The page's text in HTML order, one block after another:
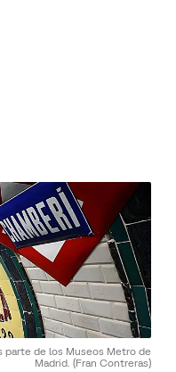
parte de los Museos Metro de
Madrid. (Fran Contreras)